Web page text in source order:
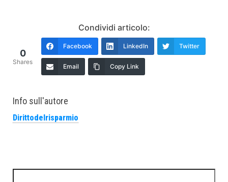
Condividi articolo:
0
Shares
Facebook LinkedIn Twitter
Email Copy Link
Info sull'autore
Dirittodelrisparmio